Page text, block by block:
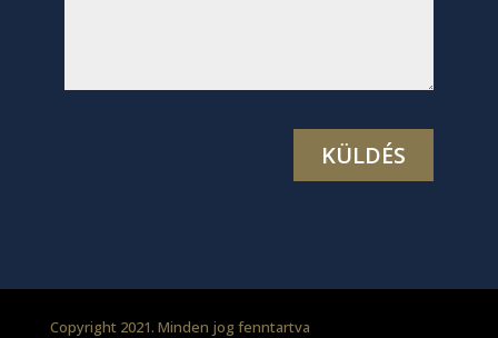
Copyright 2021. Minden jog fenntartva